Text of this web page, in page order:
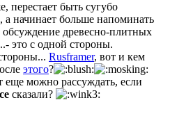
перестает быть сугубо
а начинает больше напоминать
древесно-плитных
это с одной стороны.
Rusframer, вот и кем
этого?
еще можно рассуждать, если
сказали?